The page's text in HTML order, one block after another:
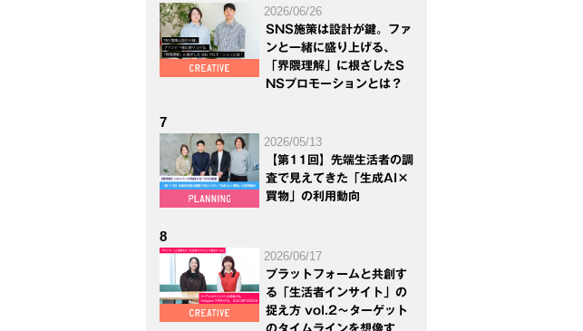
2026/06/26
SNS施策は設計が鍵。ファ
ンと一緒に盛り上げる、
「界隈理解」に根ざしたS
NSプロモーションとは？
7
2026/05/13
【第11回】先端生活者の調
査で見えてきた「生成AI×
買物」の利用動向
8
2026/06/17
プラットフォームと共創す
る「生活者インサイト」の
捉え方 vol.2～ターゲット